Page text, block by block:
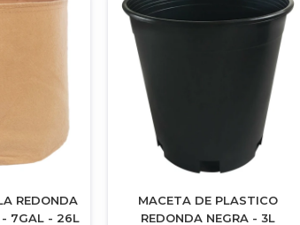
REDONDA
- 7GAL - 26L
MACETA DE PLASTICO
REDONDA NEGRA - 3L